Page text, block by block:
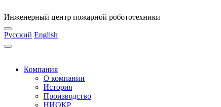
Инженерный центр пожарной робототехники
Русский English
Компания
О компании
История
Производство
НИОКР